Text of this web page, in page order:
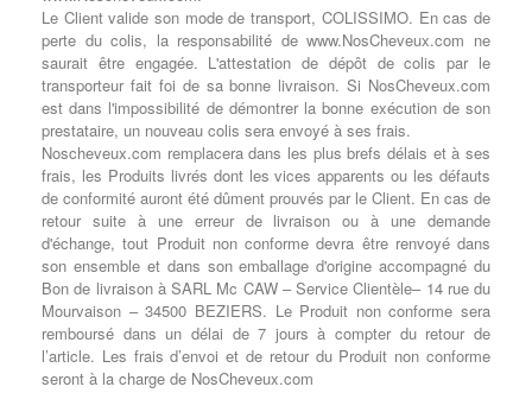
Le Client valide son mode de transport, COLISSIMO. En cas de
perte du colis, la responsabilité de www.NosCheveux.com ne
saurait être engagée. L'attestation de dépôt de colis par le
transporteur fait foi de sa bonne livraison. Si NosCheveux.com
est dans l'impossibilité de démontrer la bonne exécution de son
prestataire, un nouveau colis sera envoyé à ses frais.
Noscheveux.com remplacera dans les plus brefs délais et à ses
frais, les Produits livrés dont les vices apparents ou les défauts
de conformité auront été dûment prouvés par le Client. En cas de
retour suite à une erreur de livraison ou à une demande
d'échange, tout Produit non conforme devra être renvoyé dans
son ensemble et dans son emballage d'origine accompagné du
Bon de livraison à SARL Mc CAW – Service Clientèle– 14 rue du
Mourvaison – 34500 BEZIERS. Le Produit non conforme sera
remboursé dans un délai de 7 jours à compter du retour de
l’article. Les frais d’envoi et de retour du Produit non conforme
seront à la charge de NosCheveux.com